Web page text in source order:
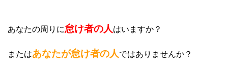
あなたの周りに怠け者の人 はいますか？
またはあなたが怠け者の人 ではありませんか？